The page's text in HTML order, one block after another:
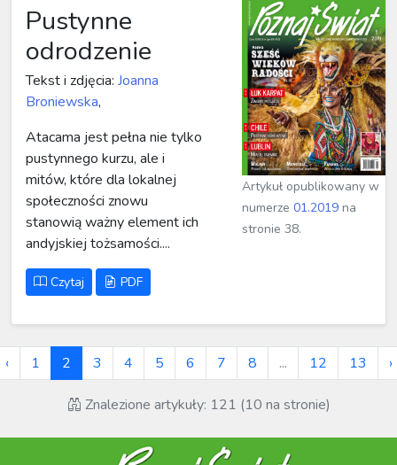
Pustynne
odrodzenie
Tekst i zdjęcia: Joanna
Broniewska,
Atacama jest pełna nie tylko
pustynnego kurzu, ale i
mitów, które dla lokalnej
społeczności znowu
stanowią ważny element ich
andyjskiej tożsamości....
Czytaj PDF
Artykuł opublikowany w
numerze01.2019 na
stronie 38.
‹ 1 2 3 4 5 6 7 8 ... 12 13 ›
Znalezione artykuły: 121 (10 na stronie)